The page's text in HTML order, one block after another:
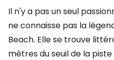
Il n'y a pas un seul
ne connaisse pas la
Beach. Elle se trouve
mètres du seuil de la